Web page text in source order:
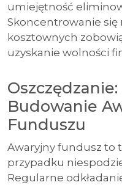
umiejętność
Skoncentrowanie się
kosztownych
uzyskanie wolności
Budowanie
Funduszu
Awaryjny fundusz to
przypadku
Regularne